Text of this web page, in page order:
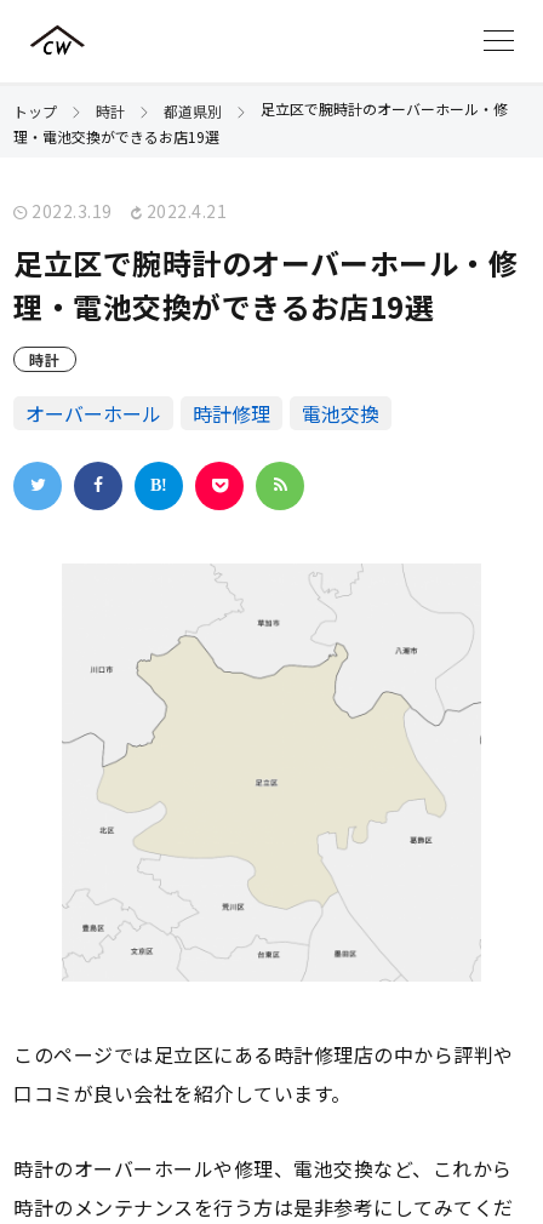
トップ 時計 都道県別
足立区で腕時計のオーバーホール・修
理・電池交換ができるお店19選
2022.3.19 2022.4.21
足立区で腕時計のオーバーホール・修
理・電池交換ができるお店19選
時計
オーバーホール 時計修理 電池交換
このページでは足立区にある時計修理店の中から評判や
口コミが良い会社を紹介しています。
時計のオーバーホールや修理、電池交換など、これから
時計のメンテナンスを行う方は是非参考にしてみてくだ